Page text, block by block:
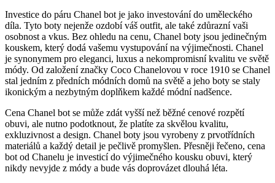
Investice do páru Chanel bot je jako ​investování do uměleckého
‍díla. ⁣Tyto ⁢boty nejenže ozdobí váš outfit, ale také ​zdůrazní vaši
osobnost⁣ a vkus. Bez ohledu na cenu, ​Chanel boty jsou jedinečným
kouskem, který dodá vašemu vystupování na výjimečnosti. Chanel​
je synonymem pro eleganci, luxus⁢ a nekompromisní‍ kvalitu‍ ve světě
módy. Od založení značky Coco Chanelovou v roce 1910 se Chanel
stal jedním z předních módních domů ⁣na světě a jeho boty⁢ se staly
ikonickým‍ a nezbytným doplňkem každé módní ⁢nadšence.
Cena Chanel bot se může zdát vyšší než běžné cenové rozpětí
obuvi, ale nutno podotknout, že platíte za skvělou kvalitu,⁣
exkluzivnost a design. Chanel​ boty jsou vyrobeny z prvotřídních‌
materiálů a každý detail je pečlivě promyšlen. ⁤Přesněji řečeno, cena
bot od Chanelu je⁢ investicí do výjimečného kousku obuvi, který
nikdy nevyjde z módy a bude vás ​doprovázet dlouhá léta.